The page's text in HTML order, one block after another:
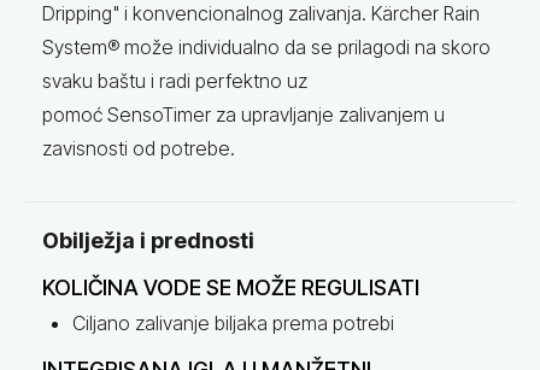
Dripping" i konvencionalnog zalivanja. Kärcher Rain
System® može individualno da se prilagodi na skoro
svaku baštu i radi perfektno uz
pomoć SensoTimer za upravljanje zalivanjem u
zavisnosti od potrebe.
Obilježja i prednosti
KOLIČINA VODE SE MOŽE REGULISATI
Ciljano zalivanje biljaka prema potrebi